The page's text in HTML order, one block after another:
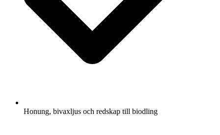
Honung, bivaxljus och redskap till biodling